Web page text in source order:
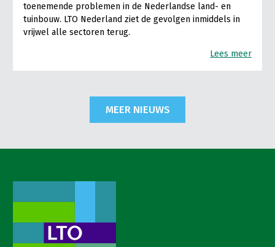
toenemende problemen in de Nederlandse land- en
tuinbouw. LTO Nederland ziet de gevolgen inmiddels in
vrijwel alle sectoren terug.
Lees meer
MEER NIEUWS